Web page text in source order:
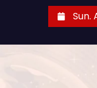
Sun.